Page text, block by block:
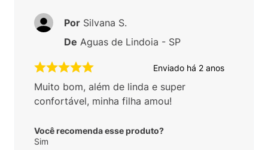
Enviado há 2 anos
Muito bom, além de linda e super
confortável, minha filha amou!
Você recomenda esse produto?
Sim
Por Silvana S.
De Aguas de Lindoia - SP